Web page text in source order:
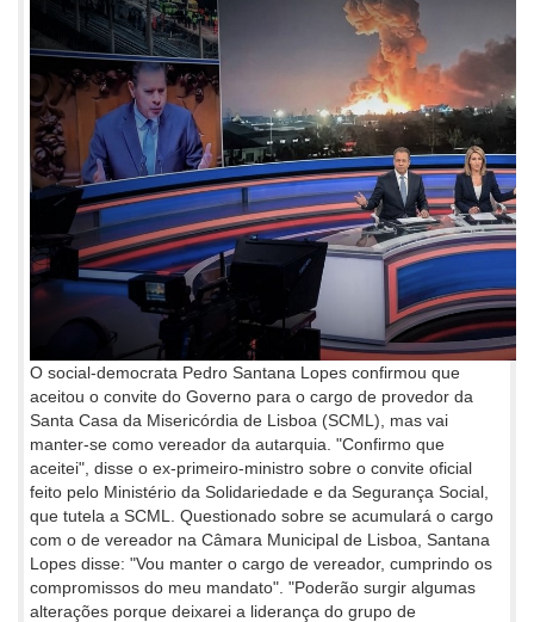
O social-democrata Pedro Santana Lopes confirmou que
aceitou o convite do Governo para o cargo de provedor da
Santa Casa da Misericórdia de Lisboa (SCML), mas vai
manter-se como vereador da autarquia. "Confirmo que
aceitei", disse o ex-primeiro-ministro sobre o convite oficial
feito pelo Ministério da Solidariedade e da Segurança Social,
que tutela a SCML. Questionado sobre se acumulará o cargo
com o de vereador na Câmara Municipal de Lisboa, Santana
Lopes disse: "Vou manter o cargo de vereador, cumprindo os
compromissos do meu mandato". "Poderão surgir algumas
alterações porque deixarei a liderança do grupo de